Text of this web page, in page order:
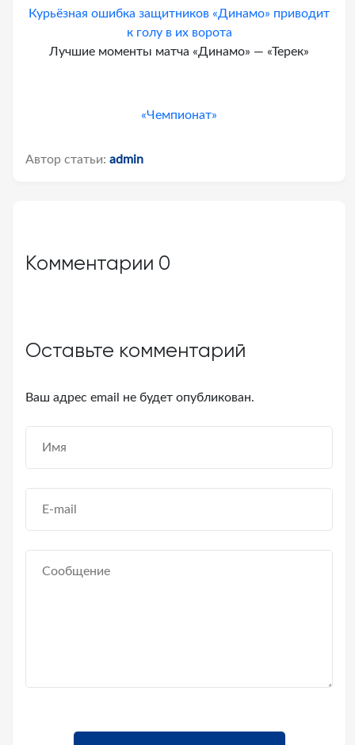
Курьёзная ошибка защитников «Динамо» приводит
к голу в их ворота
Лучшие моменты матча «Динамо» — «Терек»
«Чемпионат»
Автор статьи: admin
Комментарии 0
Оставьте комментарий
Ваш адрес email не будет опубликован.